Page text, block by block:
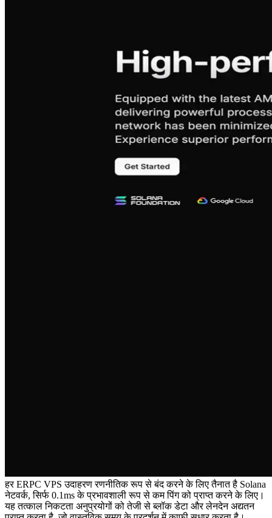
हर ERPC VPS उदाहरण रणनीतिक रूप से बंद करने के लिए तैनात है Solana
नेटवर्क, सिर्फ 0.1ms के प्रभावशाली रूप से कम पिंग को प्राप्त करने के लिए।
यह तत्काल निकटता अनुप्रयोगों को तेजी से ब्लॉक डेटा और लेनदेन अद्यतन